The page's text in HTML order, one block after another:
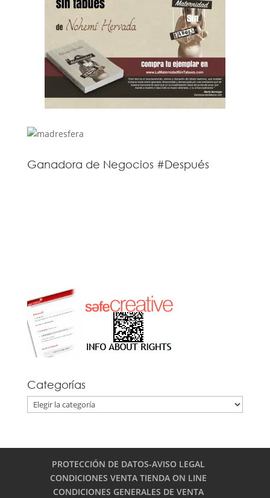
Ganadora de Negocios #Después
Categorías
Categorías
PROTECCIÓN DE DATOS-AVISO LEGAL
CONDICIONES VENTA TIENDA ON LINE
CONDICIONES GENERALES DE VENTA